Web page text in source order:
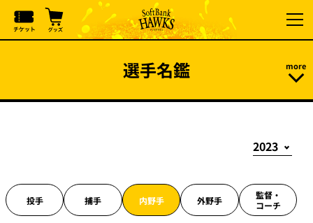
選手名鑑
投手 捕手 内野手 外野手
監督・
コーチ